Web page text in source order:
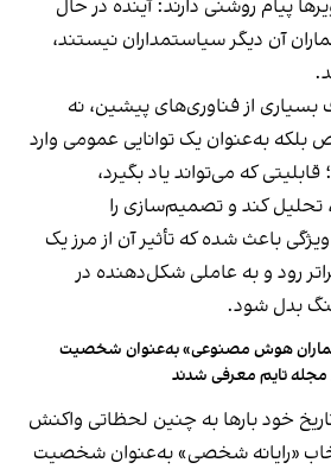
پیام روشنی دارند: آینده در حال
آن دیگر سیاستمداران نیستند،
از فناوری‌های پیشین، نه
به‌عنوان یک توانایی عمومی وارد
که می‌تواند یاد بگیرد،
تحلیل کند و تصمیم‌سازی را
باعث شده که تأثیر آن از مرز یک
رود و به عاملی شکل‌دهنده در
بدل شود.
هوش مصنوعی» به‌عنوان شخصیت
تایم معرفی شدند
خود بارها به چنین لحظاتی واکنش
«رایانه شخصی» به‌عنوان شخصیت